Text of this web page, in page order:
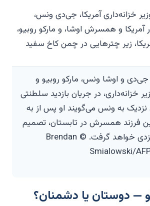
و اوشا ونس، مارکو روبیو و
خزانه‌داری، در جریان بازدید سلطنتی
نزدیک به ونس می‌گویند او پس از به
فرزند همسرش در تابستان، تصمیم
قاطعی درباره نامزدی خواهد گرفت. © Brendan
Smialowski/
— دوستان یا دشمنان؟